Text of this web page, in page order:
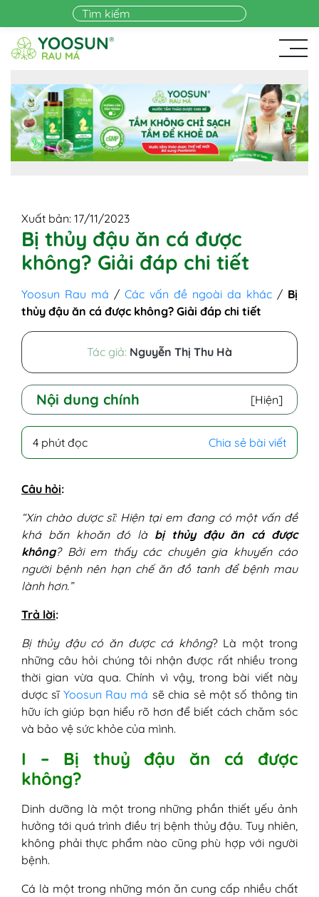
Skip to main content
Xuất bản: 17/11/2023
Bị thủy đậu ăn cá được
không? Giải đáp chi tiết
Yoosun Rau má / Các vấn đề ngoài da khác / Bị
thủy đậu ăn cá được không? Giải đáp chi tiết
Tác giả: Nguyễn Thị Thu Hà
Nội dung chính [Hiện]
II - Tại sao không nên ăn cá khi bị thủy
III - Lưu ý chăm sóc da khi bị thủy đậu
4 phút đọc Chia sẻ bài viết
Câu hỏi:
“Xin chào dược sĩ: Hiện tại em đang có một vấn đề
khá băn khoăn đó là bị thủy đậu ăn cá được
không? Bởi em thấy các chuyên gia khuyến cáo
người bệnh nên hạn chế ăn đồ tanh để bệnh mau
lành hơn.”
Trả lời:
Bị thủy đậu có ăn được cá không? Là một trong
những câu hỏi chúng tôi nhận được rất nhiều trong
thời gian vừa qua. Chính vì vậy, trong bài viết này
dược sĩ Yoosun Rau má sẽ chia sẻ một số thông tin
hữu ích giúp bạn hiểu rõ hơn để biết cách chăm sóc
và bảo vệ sức khỏe của mình.
I – Bị thuỷ đậu ăn cá được
không?
Dinh dưỡng là một trong những phần thiết yếu ảnh
hưởng tới quá trình điều trị bệnh thủy đậu. Tuy nhiên,
không phải thực phẩm nào cũng phù hợp với người
bệnh.
Cá là một trong những món ăn cung cấp nhiều chất